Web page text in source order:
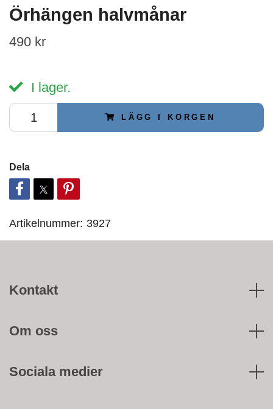
Örhängen halvmånar
490 kr
I lager.
LÄGG I KORGEN
Dela
Artikelnummer: 3927
Kontakt
Om oss
Sociala medier